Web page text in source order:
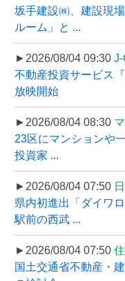
坂手建設㈱、建設現
ルーム」と ...
►2026/08/04 09:30
不動産投資サービス
放映開始
►2026/08/04 08:30
23区にマンションや
投資家 ...
►2026/08/04 07:50
県内初進出「ダイワ
駅前の西武 ...
►2026/08/04 07:50
国土交通省不動産・